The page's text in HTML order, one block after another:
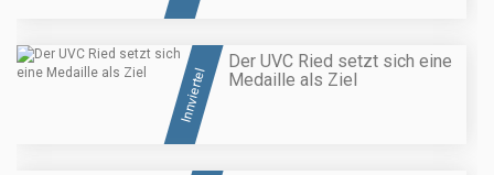
Innviertel
Der UVC Ried setzt sich eine
Medaille als Ziel